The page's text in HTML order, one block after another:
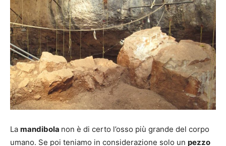
La mandibola non è di certo l’osso più grande del corpo
umano. Se poi teniamo in considerazione solo un pezzo